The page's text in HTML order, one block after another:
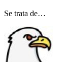
Se trata de…